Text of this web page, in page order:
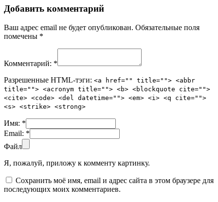
Добавить комментарий
Ваш адрес email не будет опубликован. Обязательные поля
помечены *
Комментарий: *
Разрешенные HTML-тэги: <a href="" title=""> <abbr
title=""> <acronym title=""> <b> <blockquote cite="">
<cite> <code> <del datetime=""> <em> <i> <q cite="">
<s> <strike> <strong>
Имя: *
Email: *
Файл
Я, пожалуй, приложу к комменту картинку.
Сохранить моё имя, email и адрес сайта в этом браузере для
последующих моих комментариев.